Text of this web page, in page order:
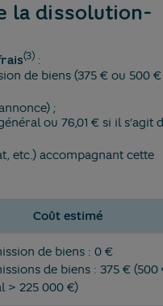
la dissolution-
(3):
de biens (375 € ou 500
;
ou 76,01 € si il s’agit
etc.) accompagnant cette
Coût estimé
de biens : 0 €
de biens : 375 € (500
> 225 000 €)